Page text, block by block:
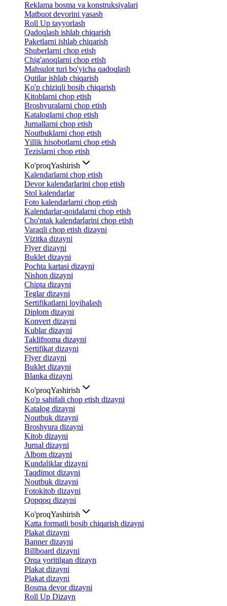
Reklama bosma va konstruksiyalari
Matbuot devorini yasash
Roll Up tayyorlash
Qadoqlash ishlab chiqarish
Paketlarni ishlab chiqarish
Shuberlarni chop etish
Chig'anoqlarni chop etish
Mahsulot turi bo'yicha qadoqlash
Qutilar ishlab chiqarish
Ko'p chiziqli bosib chiqarish
Kitoblarni chop etish
Broshyuralarni chop etish
Kataloglarni chop etish
Jurnallarni chop etish
Noutbuklarni chop etish
Yillik hisobotlarni chop etish
Tezislarni chop etish
Ko'proqYashirish
Kalendarlarni chop etish
Devor kalendarlarini chop etish
Stol kalendarlar
Foto kalendarlarni chop etish
Kalendarlar-qoidalarni chop etish
Cho'ntak kalendarlarini chop etish
Varaqli chop etish dizayni
Vizitka dizayni
Flyer dizayni
Buklet dizayni
Pochta kartasi dizayni
Nishon dizayni
Chipta dizayni
Teglar dizayni
Sertifikatlarni loyihalash
Diplom dizayni
Konvert dizayni
Kublar dizayni
Taklifnoma dizayni
Sertifikat dizayni
Flyer dizayni
Buklet dizayni
Blanka dizayni
Ko'proqYashirish
Ko'p sahifali chop etish dizayni
Katalog dizayni
Noutbuk dizayni
Broshyura dizayni
Kitob dizayni
Jurnal dizayni
Albom dizayni
Kundaliklar dizayni
Taqdimot dizayni
Noutbuk dizayni
Fotokitob dizayni
Qopqoq dizayni
Ko'proqYashirish
Katta formatli bosib chiqarish dizayni
Plakat dizayni
Banner dizayni
Billboard dizayni
Orqa yoritilgan dizayn
Plakat dizayni
Plakat dizayni
Bosma devor dizayni
Roll Up Dizayn